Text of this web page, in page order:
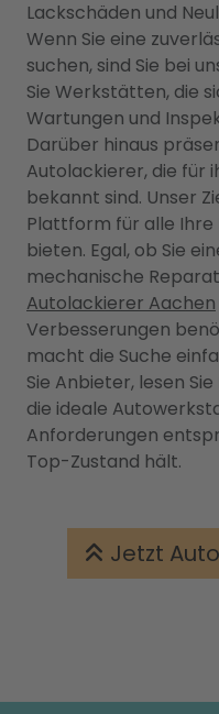
Lackschäden und
Wenn Sie eine
suchen, sind Sie bei
Sie Werkstätten, die
Wartungen und
Darüber hinaus
Autolackierer, die für
bekannt sind. Unser
Plattform für alle Ihre
bieten. Egal, ob Sie
mechanische
Autolackierer Aachen
Verbesserungen
macht die Suche
Sie Anbieter, lesen
die ideale
Anforderungen
Top-Zustand hält.
Jetzt